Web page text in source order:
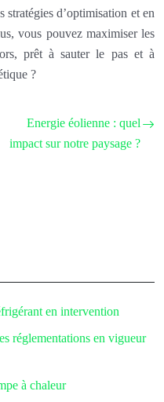
d’optimisation et en
vous pouvez maximiser les
prêt à sauter le pas et à
?
Energie éolienne : quel
impact sur notre paysage ?
en intervention
réglementations en vigueur
à chaleur